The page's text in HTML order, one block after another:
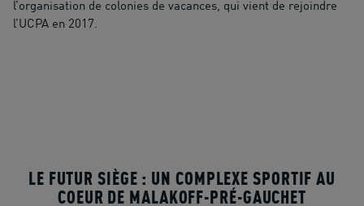
l’organisation de colonies de vacances, qui vient de rejoindre
l’UCPA en 2017.
LE FUTUR SIÈGE : UN COMPLEXE SPORTIF AU
COEUR DE MALAKOFF-PRÉ-GAUCHET